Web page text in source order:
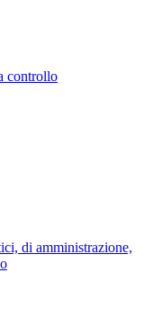
controllo
di amministrazione,